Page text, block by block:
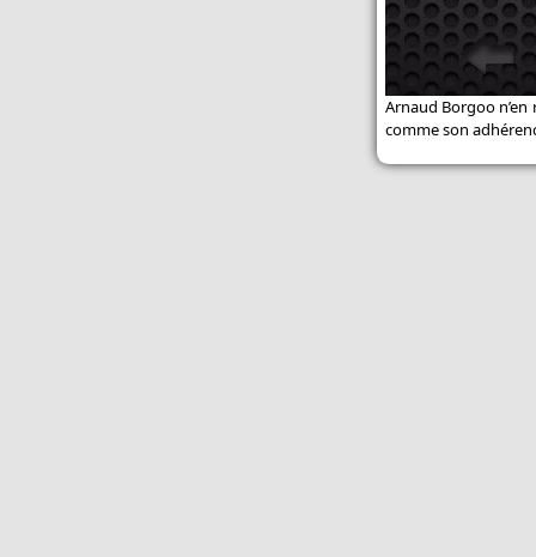
Arnaud Borgoo
comme son